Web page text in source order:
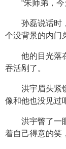
“朱师弟，
孙磊说话时
个没背景的内门
他的目光落
吞活剐了。
洪宇眉头紧
像和他也没见过
洪宇瞥了一
着自己得意的笑